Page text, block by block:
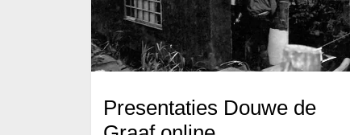
Presentaties Douwe de